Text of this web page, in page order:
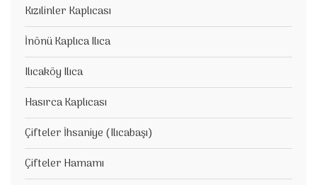
Kızılinler Kaplıcası
İnönü Kaplıca Ilıca
Ilıcaköy Ilıca
Hasırca Kaplıcası
Çifteler İhsaniye (Ilıcabaşı)
Çifteler Hamamı